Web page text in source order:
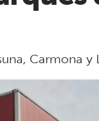
Carmona y